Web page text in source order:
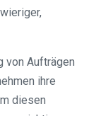
von Aufträgen
ihre
diesen